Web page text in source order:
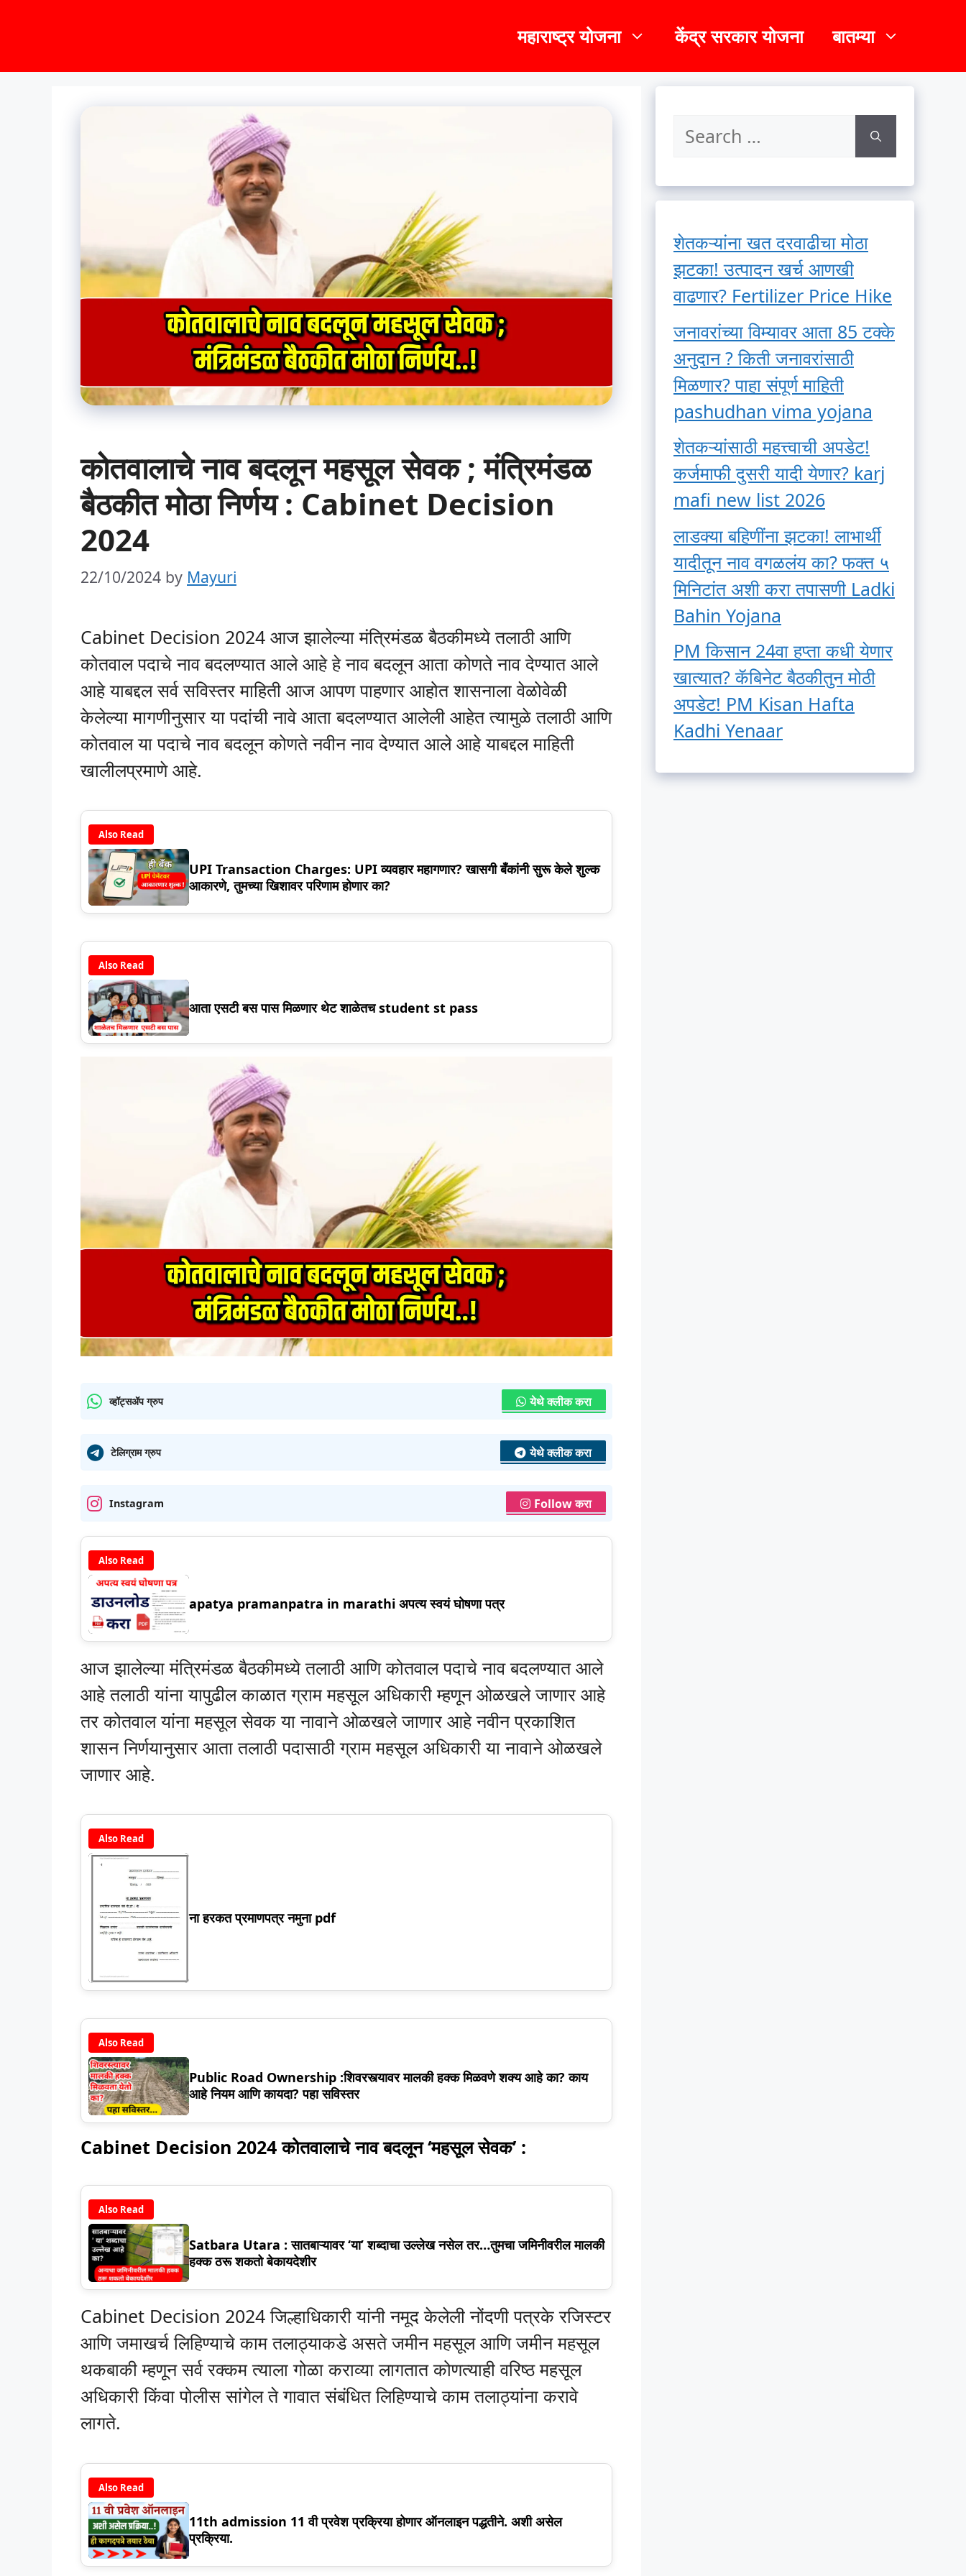
महाराष्ट्र योजना केंद्र सरकार योजना बातम्या
कोतवालाचे नाव बदलून महसूल सेवक ; मंत्रिमंडळ
बैठकीत मोठा निर्णय : Cabinet Decision
2024
22/10/2024 by Mayuri
Cabinet Decision 2024 आज झालेल्या मंत्रिमंडळ बैठकीमध्ये तलाठी आणि
कोतवाल पदाचे नाव बदलण्यात आले आहे हे नाव बदलून आता कोणते नाव देण्यात आले
आहे याबद्दल सर्व सविस्तर माहिती आज आपण पाहणार आहोत शासनाला वेळोवेळी
केलेल्या मागणीनुसार या पदांची नावे आता बदलण्यात आलेली आहेत त्यामुळे तलाठी आणि
कोतवाल या पदाचे नाव बदलून कोणते नवीन नाव देण्यात आले आहे याबद्दल माहिती
खालीलप्रमाणे आहे.
Also Read
UPI Transaction Charges: UPI व्यवहार महागणार? खासगी बँकांनी सुरू केले शुल्क
आकारणे, तुमच्या खिशावर परिणाम होणार का?
Also Read
आता एसटी बस पास मिळणार थेट शाळेतच student st pass
व्हॉट्सॲप ग्रुप येथे क्लीक करा
टेलिग्राम ग्रुप येथे क्लीक करा
Instagram Follow करा
Also Read
apatya pramanpatra in marathi अपत्य स्वयं घोषणा पत्र
आज झालेल्या मंत्रिमंडळ बैठकीमध्ये तलाठी आणि कोतवाल पदाचे नाव बदलण्यात आले
आहे तलाठी यांना यापुढील काळात ग्राम महसूल अधिकारी म्हणून ओळखले जाणार आहे
तर कोतवाल यांना महसूल सेवक या नावाने ओळखले जाणार आहे नवीन प्रकाशित
शासन निर्णयानुसार आता तलाठी पदासाठी ग्राम महसूल अधिकारी या नावाने ओळखले
जाणार आहे.
Also Read
ना हरकत प्रमाणपत्र नमुना pdf
Also Read
Public Road Ownership :शिवरस्त्यावर मालकी हक्क मिळवणे शक्य आहे का? काय
आहे नियम आणि कायदा? पहा सविस्तर
Cabinet Decision 2024 कोतवालाचे नाव बदलून ‘महसूल सेवक’ :
Also Read
Satbara Utara : सातबाऱ्यावर ‘या’ शब्दाचा उल्लेख नसेल तर…तुमचा जमिनीवरील मालकी
हक्क ठरू शकतो बेकायदेशीर
Cabinet Decision 2024 जिल्हाधिकारी यांनी नमूद केलेली नोंदणी पत्रके रजिस्टर
आणि जमाखर्च लिहिण्याचे काम तलाठ्याकडे असते जमीन महसूल आणि जमीन महसूल
थकबाकी म्हणून सर्व रक्कम त्याला गोळा कराव्या लागतात कोणत्याही वरिष्ठ महसूल
अधिकारी किंवा पोलीस सांगेल ते गावात संबंधित लिहिण्याचे काम तलाठ्यांना करावे
लागते.
Also Read
11th admission 11 वी प्रवेश प्रक्रिया होणार ऑनलाइन पद्धतीने. अशी असेल
प्रक्रिया.
शेतकऱ्यांना खत दरवाढीचा मोठा
झटका! उत्पादन खर्च आणखी
वाढणार? Fertilizer Price Hike
जनावरांच्या विम्यावर आता 85 टक्के
अनुदान ? किती जनावरांसाठी
मिळणार? पाहा संपूर्ण माहिती
pashudhan vima yojana
शेतकऱ्यांसाठी महत्त्वाची अपडेट!
कर्जमाफी दुसरी यादी येणार? karj
mafi new list 2026
लाडक्या बहिणींना झटका! लाभार्थी
यादीतून नाव वगळलंय का? फक्त ५
मिनिटांत अशी करा तपासणी Ladki
Bahin Yojana
PM किसान 24वा हप्ता कधी येणार
खात्यात? कॅबिनेट बैठकीतुन मोठी
अपडेट! PM Kisan Hafta
Kadhi Yenaar